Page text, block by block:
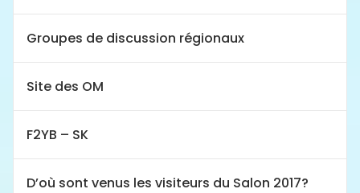
Groupes de discussion régionaux
Site des OM
F2YB – SK
D’où sont venus les visiteurs du Salon 2017?